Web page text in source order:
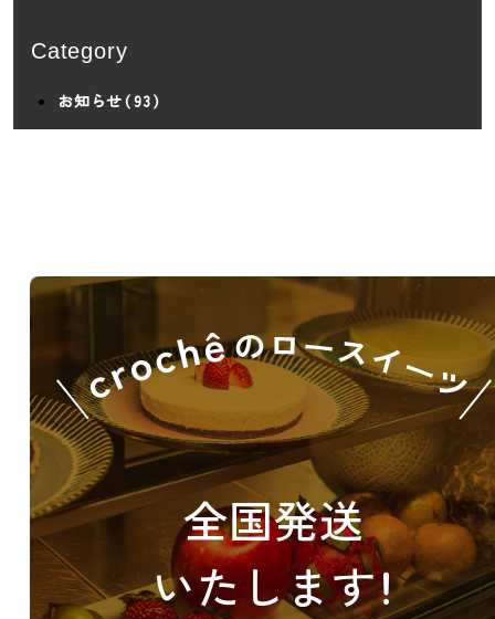
Category
お知らせ（93）
全国発送
いたします！